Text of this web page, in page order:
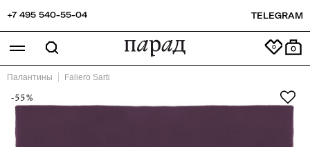
+7 495 540-55-04 TELEGRAM
0
Палантины Faliero Sarti
-55%